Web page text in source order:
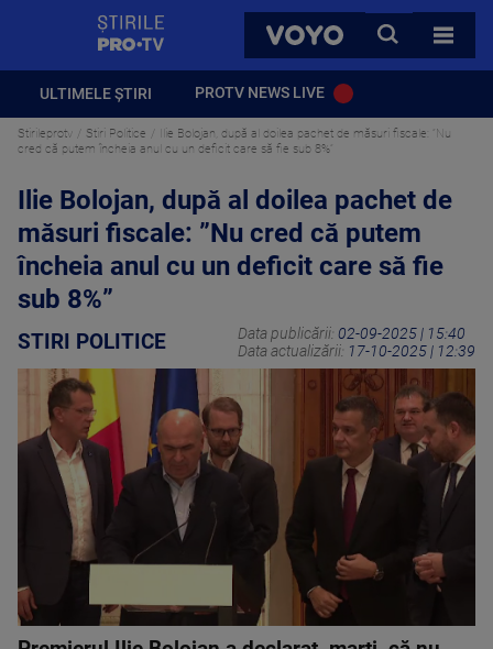
VOYO
CAUTA
TOATE
ULTIMELE ȘTIRI PROTV NEWS LIVE
Stirileprotv Stiri Politice
Ilie Bolojan, după al doilea pachet de măsuri fiscale: ”Nu
cred că putem încheia anul cu un deficit care să fie sub 8%”
Ilie Bolojan, după al doilea pachet de
măsuri fiscale: ”Nu cred că putem
încheia anul cu un deficit care să fie
sub 8%”
STIRI POLITICE Data publicării: 02-09-2025 | 15:40
Data actualizării: 17-10-2025 | 12:39